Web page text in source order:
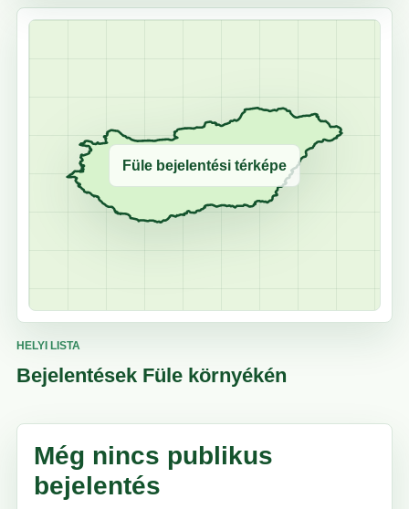
Füle bejelentési térképe
HELYI LISTA
Bejelentések Füle környékén
Még nincs publikus
bejelentés